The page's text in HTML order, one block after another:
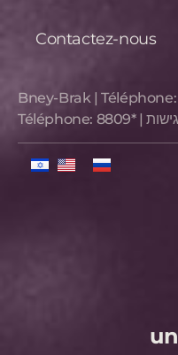
Contactez-nous
Bney-Brak | Téléphone:
Téléphone: 8809*|